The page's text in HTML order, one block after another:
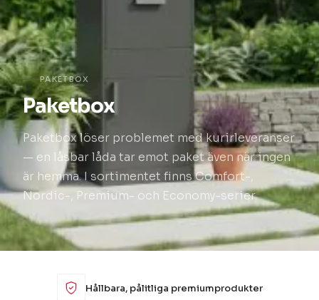
PAKETBOX
Paketbox
Paketbox löser problemet med kurirleveranser
— en låsbar låda tar emot paket även när ingen
är hemma. I sortimentet finns Comfort-,
Nordic-, Premium- och Economy-serier.
Hållbara, pålitliga premiumprodukter